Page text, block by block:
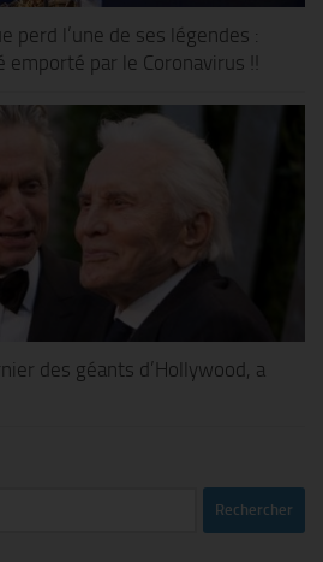
perd l’une de ses légendes :
par le Coronavirus !!
des géants d’Hollywood, a